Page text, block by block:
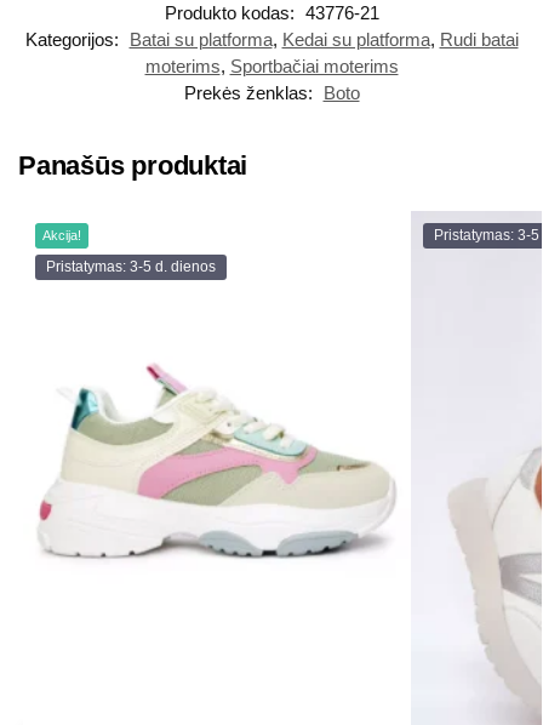
Produkto kodas: 43776-21
Kategorijos:
Batai su platforma, Kedai su platforma, Rudi batai
moterims, Sportbačiai moterims
Prekės ženklas:
Boto
Panašūs produktai
Akcija!
Pristatymas: 3-5 d. dienos
Pristatymas: 3-